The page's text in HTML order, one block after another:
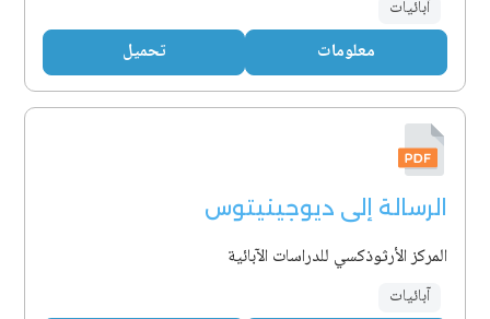
آبائيات
معلومات تحميل
الرسالة إلى ديوجينيتوس
المركز الأرثوذكسي للدراسات الآبائية
آبائيات